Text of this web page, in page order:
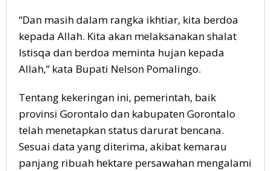
“Dan masih dalam rangka ikhtiar, kita berdoa
kepada Allah. Kita akan melaksanakan shalat
Istisqa dan berdoa meminta hujan kepada
Allah,” kata Bupati Nelson Pomalingo.
Tentang kekeringan ini, pemerintah, baik
provinsi Gorontalo dan kabupaten Gorontalo
telah menetapkan status darurat bencana.
Sesuai data yang diterima, akibat kemarau
panjang ribuah hektare persawahan mengalami